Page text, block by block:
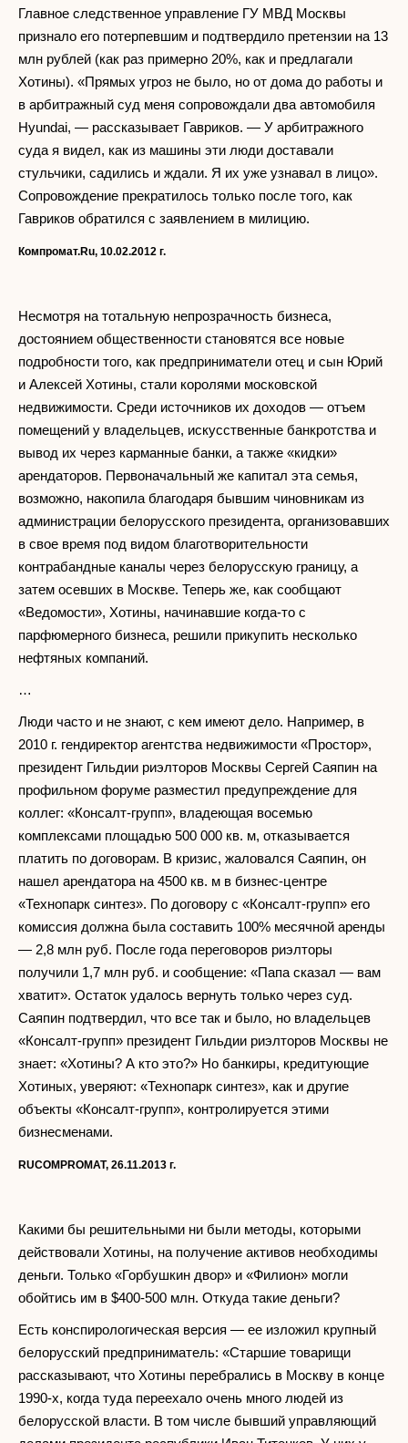
Главное следственное управление ГУ МВД Москвы
признало его потерпевшим и подтвердило претензии на 13
млн рублей (как раз примерно 20%, как и предлагали
Хотины). «Прямых угроз не было, но от дома до работы и
в арбитражный суд меня сопровождали два автомобиля
Hyundai, — рассказывает Гавриков. — У арбитражного
суда я видел, как из машины эти люди доставали
стульчики, садились и ждали. Я их уже узнавал в лицо».
Сопровождение прекратилось только после того, как
Гавриков обратился с заявлением в милицию.
Компромат.Ru, 10.02.2012 г.
Несмотря на тотальную непрозрачность бизнеса,
достоянием общественности становятся все новые
подробности того, как предприниматели отец и сын Юрий
и Алексей Хотины, стали королями московской
недвижимости. Среди источников их доходов — отъем
помещений у владельцев, искусственные банкротства и
вывод их через карманные банки, а также «кидки»
арендаторов. Первоначальный же капитал эта семья,
возможно, накопила благодаря бывшим чиновникам из
администрации белорусского президента, организовавших
в свое время под видом благотворительности
контрабандные каналы через белорусскую границу, а
затем осевших в Москве. Теперь же, как сообщают
«Ведомости», Хотины, начинавшие когда-то с
парфюмерного бизнеса, решили прикупить несколько
нефтяных компаний.
…
Люди часто и не знают, с кем имеют дело. Например, в
2010 г. гендиректор агентства недвижимости «Простор»,
президент Гильдии риэлторов Москвы Сергей Саяпин на
профильном форуме разместил предупреждение для
коллег: «Консалт-групп», владеющая восемью
комплексами площадью 500 000 кв. м, отказывается
платить по договорам. В кризис, жаловался Саяпин, он
нашел арендатора на 4500 кв. м в бизнес-центре
«Технопарк синтез». По договору с «Консалт-групп» его
комиссия должна была составить 100% месячной аренды
— 2,8 млн руб. После года переговоров риэлторы
получили 1,7 млн руб. и сообщение: «Папа сказал — вам
хватит». Остаток удалось вернуть только через суд.
Саяпин подтвердил, что все так и было, но владельцев
«Консалт-групп» президент Гильдии риэлторов Москвы не
знает: «Хотины? А кто это?» Но банкиры, кредитующие
Хотиных, уверяют: «Технопарк синтез», как и другие
объекты «Консалт-групп», контролируется этими
бизнесменами.
RUCOMPROMAT, 26.11.2013 г.
Какими бы решительными ни были методы, которыми
действовали Хотины, на получение активов необходимы
деньги. Только «Горбушкин двор» и «Филион» могли
обойтись им в $400-500 млн. Откуда такие деньги?
Есть конспирологическая версия — ее изложил крупный
белорусский предприниматель: «Старшие товарищи
рассказывают, что Хотины перебрались в Москву в конце
1990-х, когда туда переехало очень много людей из
белорусской власти. В том числе бывший управляющий